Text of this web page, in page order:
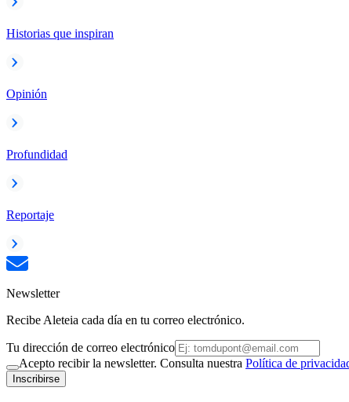
Historias que inspiran
Opinión
Profundidad
Reportaje
Newsletter
Recibe Aleteia cada día en tu correo electrónico.
Tu dirección de correo electrónico
Acepto recibir la newsletter. Consulta nuestra Política de
Inscribirse